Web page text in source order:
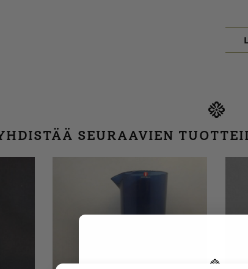
SEURAAVIEN